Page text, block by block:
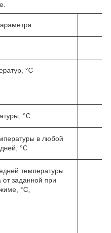
°С
°С
в любой
°С
температуры
заданной при
°С,